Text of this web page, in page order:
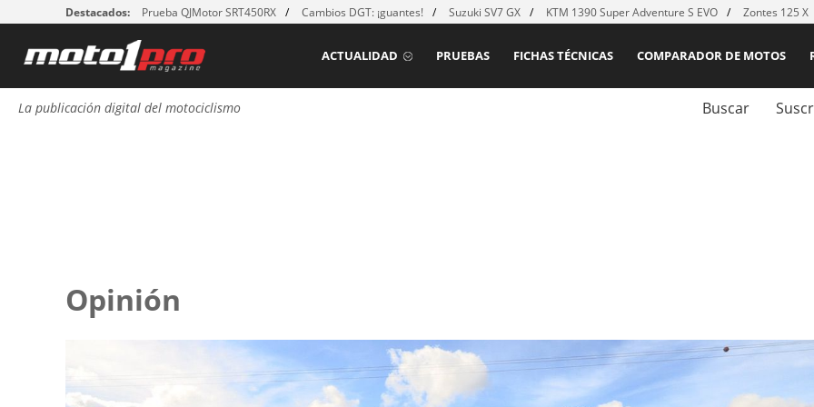
Destacados: Prueba QJMotor SRT450RX Cambios DGT: ¡guantes! Suzuki SV7 GX KTM 1390 Super Adventure S EVO Zontes 125 X
COMPARADOR DE MOTOS
FICHAS TÉCNICAS
PRUEBAS
ACTUALIDAD
La publicación digital del motociclismo Buscar
Opinión